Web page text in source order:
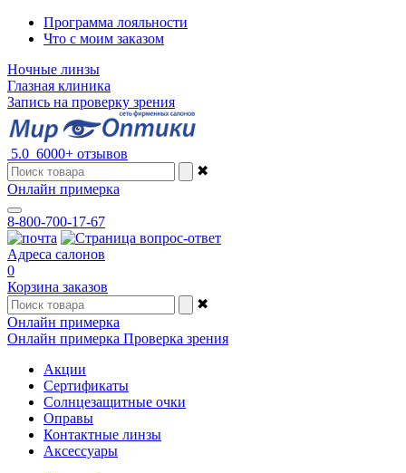
Программа лояльности
Что с моим заказом
Ночные линзы
Глазная клиника
Запись на проверку зрения
5.0 6000+ отзывов
✖
Онлайн примерка
8-800-700-17-67
Адреса салонов
0
Корзина заказов
✖
Онлайн примерка
Онлайн примерка Проверка зрения
Акции
Сертификаты
Солнцезащитные очки
Оправы
Контактные линзы
Аксессуары